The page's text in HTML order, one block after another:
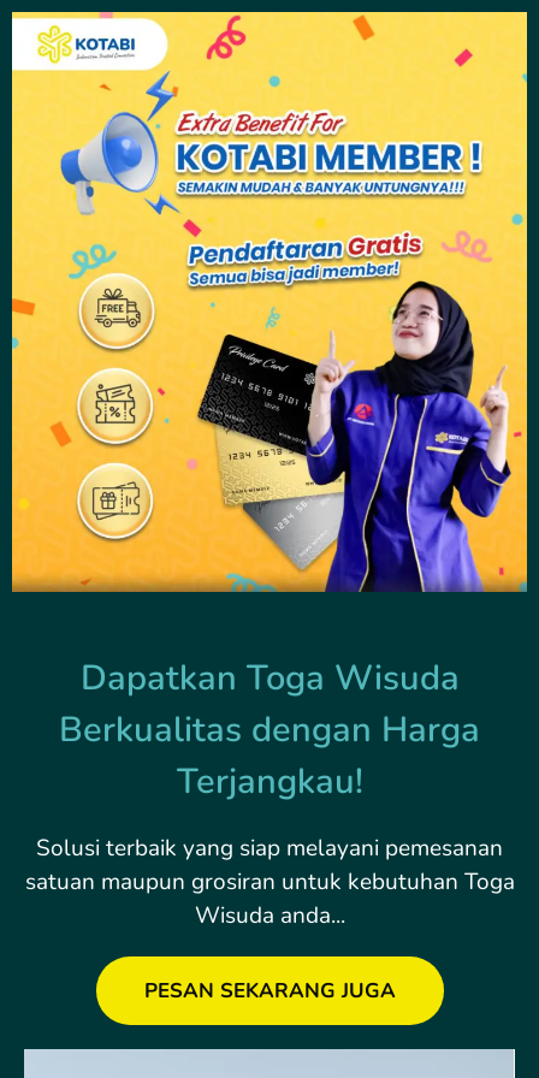
Dapatkan Toga Wisuda
Berkualitas dengan Harga
Terjangkau!
Solusi terbaik yang siap melayani pemesanan
satuan maupun grosiran untuk kebutuhan Toga
Wisuda anda...
PESAN SEKARANG JUGA